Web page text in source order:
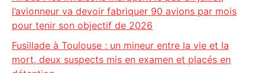
l’avionneur va devoir fabriquer 90 avions par mois
pour tenir son objectif de 2026
Fusillade à Toulouse : un mineur entre la vie et la
mort, deux suspects mis en examen et placés en